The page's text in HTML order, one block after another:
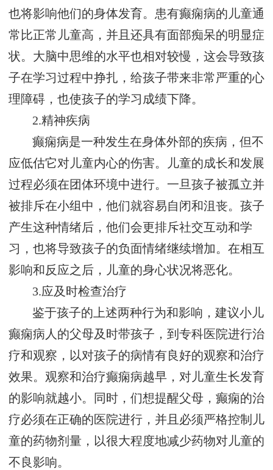
也将影响他们的身体发育。患有癫痫病的儿童通
常比正常儿童高，并且还具有面部痴呆的明显症
状。大脑中思维的水平也相对较慢，这会导致孩
子在学习过程中挣扎，给孩子带来非常严重的心
理障碍，也使孩子的学习成绩下降。
2.精神疾病
癫痫病是一种发生在身体外部的疾病，但不
应低估它对儿童内心的伤害。儿童的成长和发展
过程必须在团体环境中进行。一旦孩子被孤立并
被排斥在小组中，他们就容易自闭和沮丧。孩子
产生这种情绪后，他们会更排斥社交互动和学
习，也将导致孩子的负面情绪继续增加。在相互
影响和反应之后，儿童的身心状况将恶化。
3.应及时检查治疗
鉴于孩子的上述两种行为和影响，建议小儿
癫痫病人的父母及时带孩子，到专科医院进行治
疗和观察，以对孩子的病情有良好的观察和治疗
效果。观察和治疗癫痫病越早，对儿童生长发育
的影响就越小。同时，们想提醒父母，癫痫的治
疗必须在正确的医院进行，并且必须严格控制儿
童的药物剂量，以很大程度地减少药物对儿童的
不良影响。